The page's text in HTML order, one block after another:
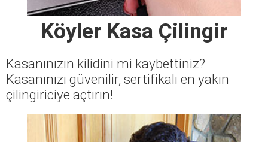
Köyler Kasa Çilingir
Kasanınızın kilidini mi kaybettiniz?
Kasanınızı güvenilir, sertifikalı en yakın
çilingiriciye açtırın!